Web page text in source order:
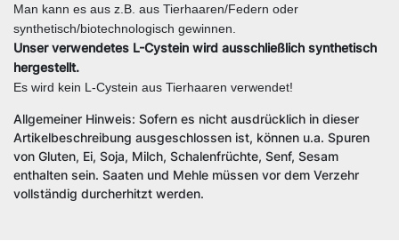
Man kann es aus z.B. aus Tierhaaren/Federn oder
synthetisch/biotechnologisch gewinnen.
Unser verwendetes L-Cystein wird ausschließlich synthetisch
hergestellt.
Es wird kein L-Cystein aus Tierhaaren verwendet!
Allgemeiner Hinweis: Sofern es nicht ausdrücklich in dieser
Artikelbeschreibung ausgeschlossen ist, können u.a. Spuren
von Gluten, Ei, Soja, Milch, Schalenfrüchte, Senf, Sesam
enthalten sein. Saaten und Mehle müssen vor dem Verzehr
vollständig durcherhitzt werden.